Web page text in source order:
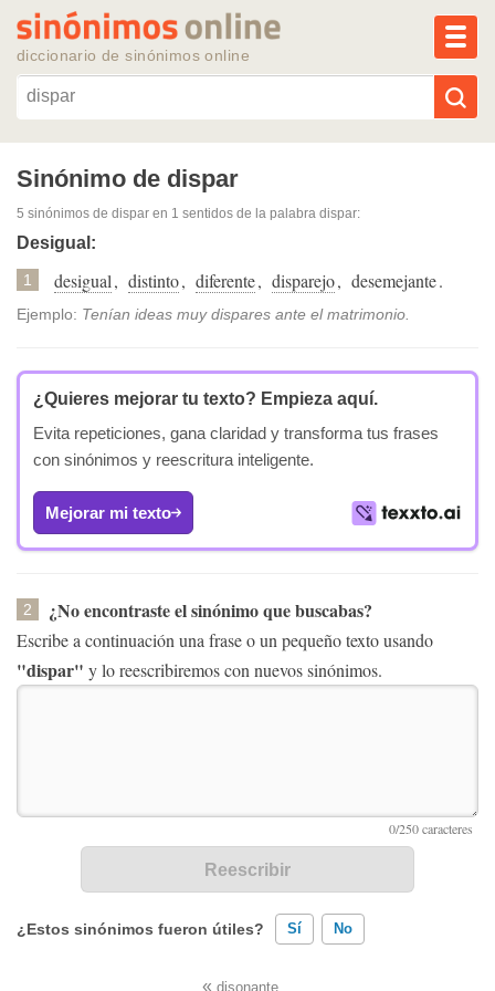
diccionario de sinónimos online
Reescribir texto con IA
Sinónimos populares
Temas populares
Sinónimo de dispar
5 sinónimos de dispar en 1 sentidos de la palabra dispar:
Desigual:
1 desigual, distinto, diferente, disparejo, desemejante.
Ejemplo: Tenían ideas muy dispares ante el matrimonio.
¿Quieres mejorar tu texto? Empieza aquí.
Evita repeticiones, gana claridad y transforma tus frases
con sinónimos y reescritura inteligente.
Mejorar mi texto
2 ¿No encontraste el sinónimo que buscabas?
Escribe a continuación una frase o un pequeño texto usando
"dispar" y lo reescribiremos con nuevos sinónimos.
¿Estos sinónimos fueron útiles? Sí No
« disonante